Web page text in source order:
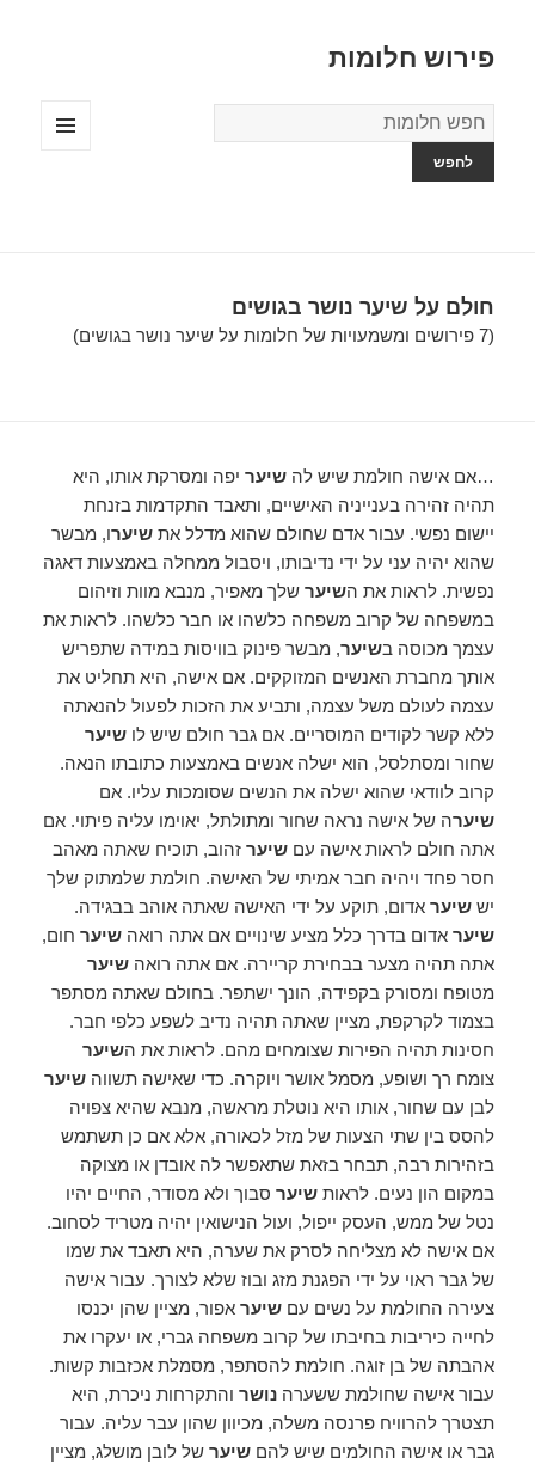
פירוש חלומות
מילון
החלומות
חולם על שיער נושר בגושים
(7 פירושים ומשמעויות של חלומות על שיער נושר בגושים)
…אם אישה חולמת שיש להשיער יפה ומסרקת אותו, היא
תהיה זהירה בענייניה האישיים, ותאבד התקדמות בזנחת
יישום נפשי. עבור אדם שחולם שהוא מדלל אתשיערו, מבשר
שהוא יהיה עני על ידי נדיבותו, ויסבול ממחלה באמצעות דאגה
נפשית. לראות את השיער שלך מאפיר, מנבא מוות וזיהום
במשפחה של קרוב משפחה כלשהו או חבר כלשהו. לראות את
עצמך מכוסה בשיער, מבשר פינוק בוויסות במידה שתפריש
אותך מחברת האנשים המזוקקים. אם אישה, היא תחליט את
עצמה לעולם משל עצמה, ותביע את הזכות לפעול להנאתה
ללא קשר לקודים המוסריים. אם גבר חולם שיש לושיער
שחור ומסתלסל, הוא ישלה אנשים באמצעות כתובתו הנאה.
קרוב לוודאי שהוא ישלה את הנשים שסומכות עליו. אם
שיערה של אישה נראה שחור ומתולתל, יאוימו עליה פיתוי. אם
אתה חולם לראות אישה עםשיער זהוב, תוכיח שאתה מאהב
חסר פחד ויהיה חבר אמיתי של האישה. חולמת שלמתוק שלך
יששיער אדום, תוקע על ידי האישה שאתה אוהב בבגידה.
שיער אדום בדרך כלל מציע שינויים אם אתה רואהשיער חום,
אתה תהיה מצער בבחירת קריירה. אם אתה רואהשיער
מטופח ומסורק בקפידה, הונך ישתפר. בחולם שאתה מסתפר
בצמוד לקרקפת, מציין שאתה תהיה נדיב לשפע כלפי חבר.
חסינות תהיה הפירות שצומחים מהם. לראות את השיער
צומח רך ושופע, מסמל אושר ויוקרה. כדי שאישה תשווהשיער
לבן עם שחור, אותו היא נוטלת מראשה, מנבא שהיא צפויה
להסס בין שתי הצעות של מזל לכאורה, אלא אם כן תשתמש
בזהירות רבה, תבחר בזאת שתאפשר לה אובדן או מצוקה
במקום הון נעים. לראותשיער סבוך ולא מסודר, החיים יהיו
נטל של ממש, העסק ייפול, ועול הנישואין יהיה מטריד לסחוב.
אם אישה לא מצליחה לסרק את שערה, היא תאבד את שמו
של גבר ראוי על ידי הפגנת מזג ובוז שלא לצורך. עבור אישה
צעירה החולמת על נשים עםשיער אפור, מציין שהן יכנסו
לחייה כיריבות בחיבתו של קרוב משפחה גברי, או יעקרו את
אהבתה של בן זוגה. חולמת להסתפר, מסמלת אכזבות קשות.
עבור אישה שחולמת ששערהנושר והתקרחות ניכרת, היא
תצטרך להרוויח פרנסה משלה, מכיוון שהון עבר עליה. עבור
גבר או אישה החולמים שיש להםשיער של לובן מושלג, מציין